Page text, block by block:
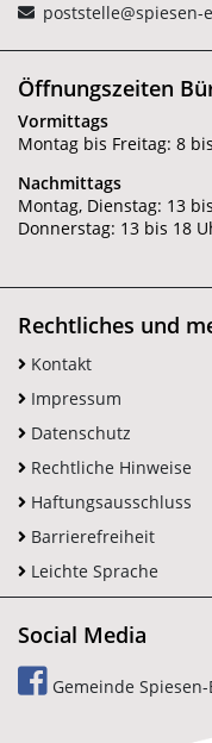
poststelle@spiesen-
Öffnungszeiten
Vormittags
Montag bis Freitag: 8
Nachmittags
Montag, Dienstag: 13
Donnerstag: 13 bis 18
Rechtliches und
Kontakt
Impressum
Datenschutz
Rechtliche Hinweise
Haftungsausschluss
Barrierefreiheit
Leichte Sprache
Social Media
Gemeinde